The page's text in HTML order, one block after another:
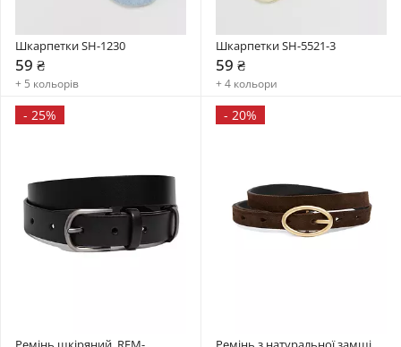
Шкарпетки SH-1230
59 ₴
+ 5 кольорів
Шкарпетки SH-5521-3
59 ₴
+ 4 кольори
- 25% - 20%